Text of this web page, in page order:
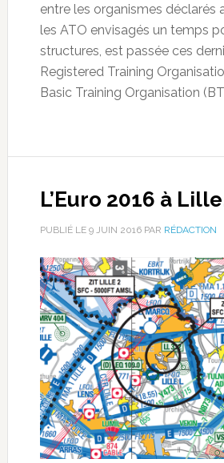
entre les organismes déclarés
les ATO envisagés un temps
structures, est passée ces
Registered Training
Basic Training Organisation
L’Euro 2016 à
PUBLIÉ LE 9 JUIN 2016PAR RÉDACTION